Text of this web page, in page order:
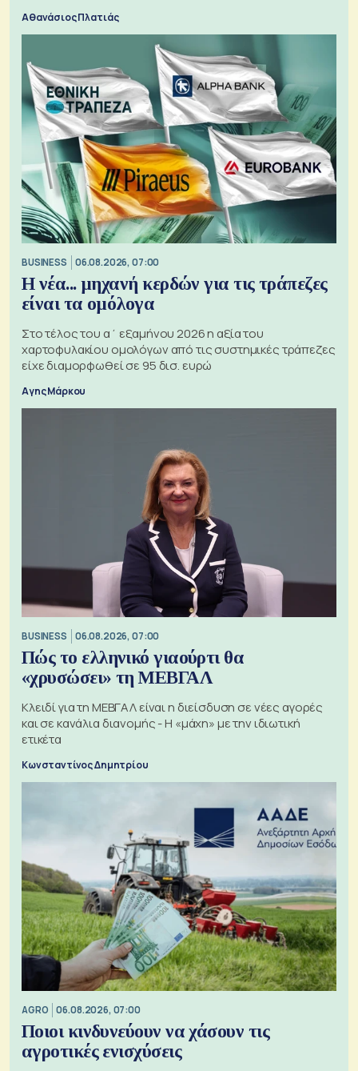
Αθανάσιος Πλατιάς
BUSINESS 06.08.2026, 07:00
Η νέα... μηχανή κερδών για τις τράπεζες
είναι τα ομόλογα
Στο τέλος του α΄ εξαμήνου 2026 η αξία του
χαρτοφυλακίου ομολόγων από τις συστημικές τράπεζες
είχε διαμορφωθεί σε 95 δισ. ευρώ
Αγης Μάρκου
BUSINESS 06.08.2026, 07:00
Πώς το ελληνικό γιαούρτι θα
«χρυσώσει» τη ΜΕΒΓΑΛ
Κλειδί για τη ΜΕΒΓΑΛ είναι η διείσδυση σε νέες αγορές
και σε κανάλια διανομής - Η «μάχη» με την ιδιωτική
ετικέτα
Κωνσταντίνος Δημητρίου
AGRO 06.08.2026, 07:00
Ποιοι κινδυνεύουν να χάσουν τις
αγροτικές ενισχύσεις